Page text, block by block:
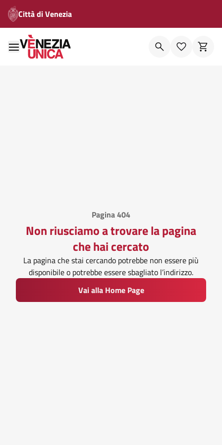
Città di Venezia
Pagina 404
Non riusciamo a trovare la pagina
che hai cercato
La pagina che stai cercando potrebbe non essere più
disponibile o potrebbe essere sbagliato l’indirizzo.
Vai alla Home Page